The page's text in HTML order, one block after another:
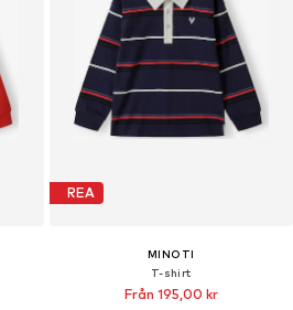
REA
MINOTI
T-shirt
Från 195,00 kr